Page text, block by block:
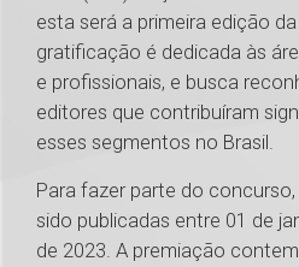
esta será a primeira edição
gratificação é dedicada às
e profissionais, e busca
editores que contribuíram
esses segmentos no Brasil.
Para fazer parte do
sido publicadas entre 01 de
de 2023. A premiação